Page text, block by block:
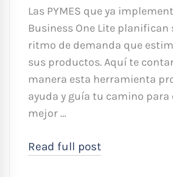
Las PYMES que ya
Business One Lite planifican
ritmo de demanda que
sus productos. Aquí te
manera esta herramienta
ayuda y guía tu camino
mejor …
Read full post